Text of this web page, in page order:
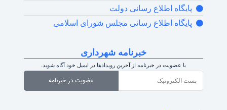
پایگاه اطلاع رسانی دولت
پایگاه اطلاع رسانی مجلس شورای اسلامی
خبرنامه شهرداری
با عضویت در خبرنامه از آخرین رویدادها در ایمیل خود آگاه شوید.
عضویت در خبرنامه